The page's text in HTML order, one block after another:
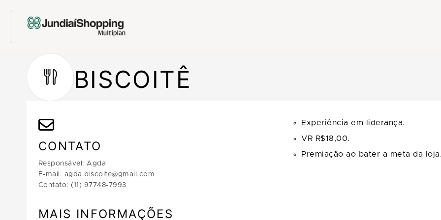
BISCOITÊ
CONTATO
Responsável: Agda
E-mail: agda.biscoite@gmail.com
Contato: (11) 97748-7993
MAIS INFORMAÇÕES
Experiência em liderança.
VR R$18,00.
Premiação ao bater a meta da